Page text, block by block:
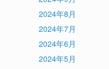
2024年8月
2024年7月
2024年6月
2024年5月